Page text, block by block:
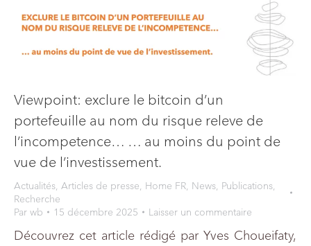
Viewpoint: exclure le bitcoin d’un
portefeuille au nom du risque releve de
l’incompetence… … au moins du point de
vue de l’investissement.
Actualités, Articles de presse, Home FR, News, Publications,
Recherche
Par wb 15 décembre 2025 Laisser un commentaire
Découvrez cet article rédigé par Yves Choueifaty,